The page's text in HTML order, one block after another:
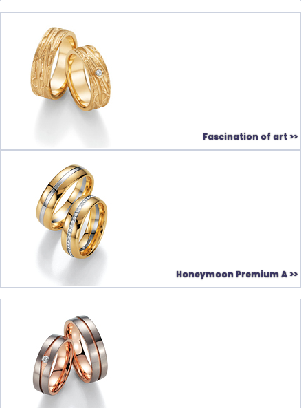
Fascination of art >>
Honeymoon Premium A >>